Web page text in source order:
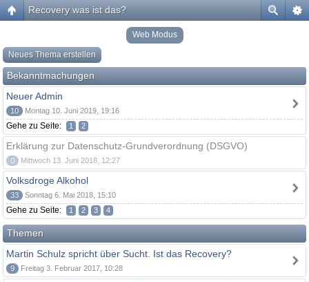
Recovery was ist das?
Web Modus
Neues Thema erstellen
Bekanntmachungen
Neuer Admin
10 Montag 10. Juni 2019, 19:16
Gehe zu Seite: 1 2
Erklärung zur Datenschutz-Grundverordnung (DSGVO)
0 Mittwoch 13. Juni 2018, 12:27
Volksdroge Alkohol
33 Sonntag 6. Mai 2018, 15:10
Gehe zu Seite: 1 2 3 4
Themen
Martin Schulz spricht über Sucht. Ist das Recovery?
9 Freitag 3. Februar 2017, 10:28